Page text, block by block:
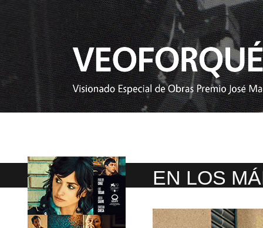
EN LOS